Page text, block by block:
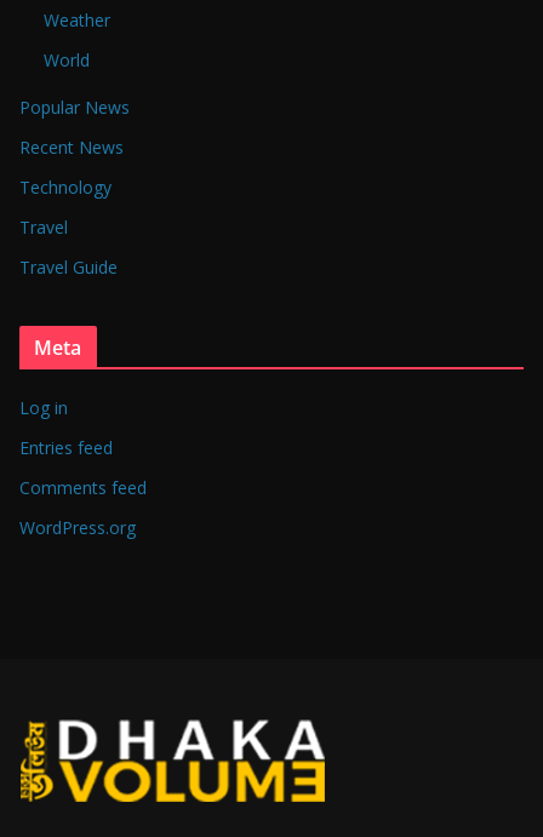
Weather
World
Popular News
Recent News
Technology
Travel
Travel Guide
Meta
Log in
Entries feed
Comments feed
WordPress.org